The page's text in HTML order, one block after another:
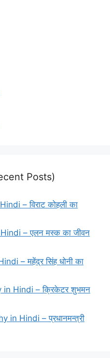
Posts)
– विराट कोहली का
– एलन मस्क का जीवन
– महेंद्र सिंह धोनी का
Hindi – क्रिकेटर शुभमन
Hindi – प्रधानमन्त्री